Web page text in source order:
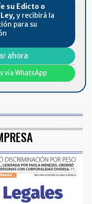
su Edicto o
y recibirá la
para su
ahora
vía WhatsApp